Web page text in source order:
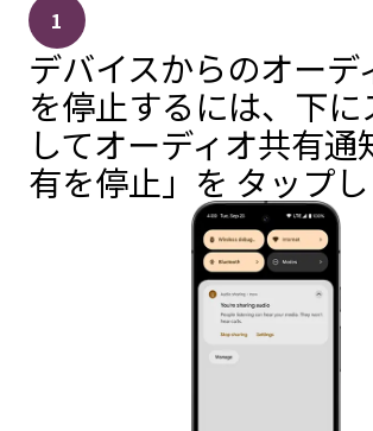
1
デバイスからのオーデ
を停止するには、下
してオーディオ共有通
有を停止」を タップし